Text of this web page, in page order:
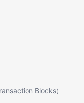
Blocks）